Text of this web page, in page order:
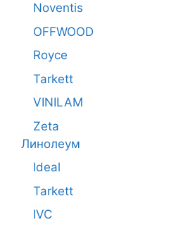
Noventis
OFFWOOD
Royce
Tarkett
VINILAM
Zeta
Линолеум
Ideal
Tarkett
IVC